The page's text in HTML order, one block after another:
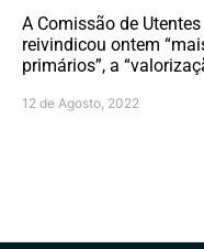
A Comissão de
reivindicou ontem
primários”, a
12 de Agosto, 2022